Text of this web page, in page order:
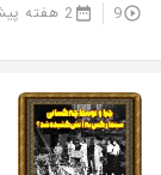
9 2 هفته پیش